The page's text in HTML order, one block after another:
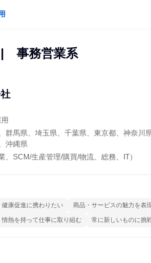
　事務営業系
群馬県、埼玉県、千葉県、東京都、神奈川
沖縄県
、SCM/生産管理/購買/物流、総務、IT）
健康促進に携わりたい 商品・サービスの魅力を表
情熱を持って仕事に取り組む 常に新しいものに挑